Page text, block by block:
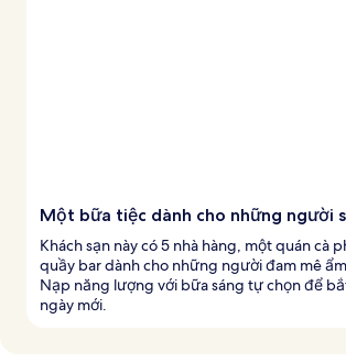
Một bữa tiệc dành cho những người
Khách sạn này có 5 nhà hàng, một quán cà
quầy bar dành cho những người đam mê
Nạp năng lượng với bữa sáng tự chọn để
ngày mới.